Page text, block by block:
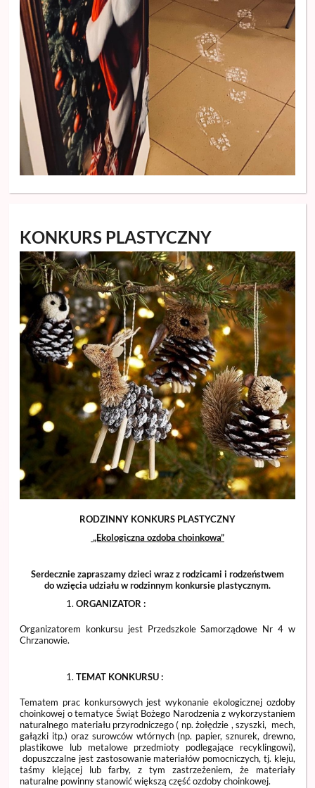
KONKURS PLASTYCZNY
RODZINNY KONKURS PLASTYCZNY
„Ekologiczna ozdoba choinkowa”
Serdecznie zapraszamy dzieci wraz z rodzicami i rodzeństwem
do wzięcia udziału w rodzinnym konkursie plastycznym.
ORGANIZATOR :
Organizatorem konkursu jest Przedszkole Samorządowe Nr 4 w
Chrzanowie.
TEMAT KONKURSU :
Tematem prac konkursowych jest wykonanie ekologicznej ozdoby
choinkowej o tematyce Świąt Bożego Narodzenia z wykorzystaniem
naturalnego materiału przyrodniczego ( np. żołędzie , szyszki, mech,
gałązki itp.) oraz surowców wtórnych (np. papier, sznurek, drewno,
plastikowe lub metalowe przedmioty podlegające recyklingowi),
dopuszczalne jest zastosowanie materiałów pomocniczych, tj. kleju,
taśmy klejącej lub farby, z tym zastrzeżeniem, że materiały
naturalne powinny stanowić większą część ozdoby choinkowej.